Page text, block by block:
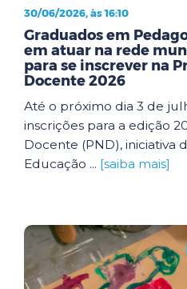
30/06/2026, às 16:10
Graduados em
em atuar na rede
para se inscrever na
Docente 2026
Até o próximo dia 3 de
inscrições para a edição
Docente (PND), iniciativa
Educação ... [saiba mais]